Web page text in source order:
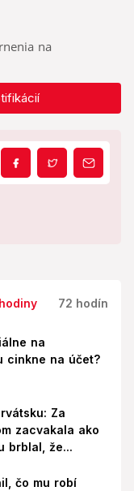
na
72 hodín
na
cinkne na účet?
Za
zacvakala ako
brblal, že...
čo mu robí